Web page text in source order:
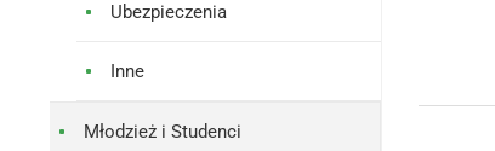
Ubezpieczenia
Inne
Młodzież i Studenci